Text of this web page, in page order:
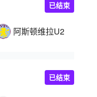
阿斯顿维拉U21
已结束
已结束